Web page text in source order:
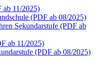
ab 11/2025)
(PDF ab 08/2025)
Sekundarstufe (PDF ab
ab 11/2025)
(PDF ab 08/2025)